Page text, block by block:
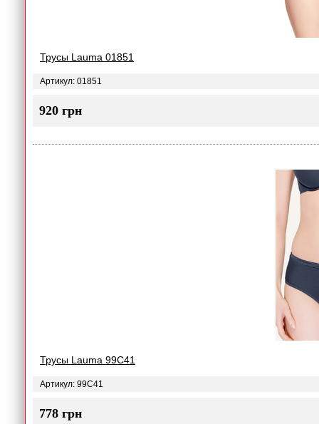
Трусы Lauma 01851
Артикул: 01851
920 грн
Трусы Lauma 99C41
Артикул: 99C41
778 грн